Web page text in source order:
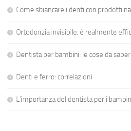
Come sbiancare i denti con prodotti
Ortodonzia invisibile: è realmente
Dentista per bambini: le cose da
Denti e ferro: correlazioni
L’importanza del dentista per i